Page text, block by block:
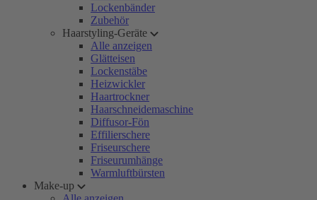
Lockenbänder
Zubehör
Haarstyling-Geräte
Alle anzeigen
Glätteisen
Lockenstäbe
Heizwickler
Haartrockner
Haarschneidemaschine
Diffusor-Fön
Effilierschere
Friseurschere
Friseurumhänge
Warmluftbürsten
Make-up